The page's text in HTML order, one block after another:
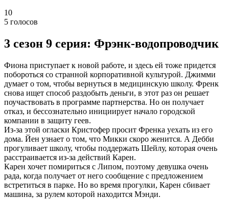
10
5 голосов
3 сезон 9 серия: Фрэнк-водопроводчик
Фиона приступает к новой работе, и здесь ей тоже придется
побороться со странной корпоративной культурой. Джимми
думает о том, чтобы вернуться в медицинскую школу. Френк
снова ищет способ раздобыть деньги, в этот раз он решает
поучаствовать в программе партнерства. Но он получает
отказ, и бессознательно инициирует начало городской
компании в защиту геев.
Из-за этой огласки Кристофер просит Френка уехать из его
дома. Йен узнает о том, что Микки скоро женится. А Дебби
прогуливает школу, чтобы поддержать Шейлу, которая очень
расстраивается из-за действий Карен.
Карен хочет помириться с Липом, поэтому девушка очень
рада, когда получает от него сообщение с предложением
встретиться в парке. Но во время прогулки, Карен сбивает
машина, за рулем которой находится Мэнди.